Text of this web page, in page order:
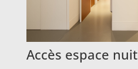
Accès espace nuit